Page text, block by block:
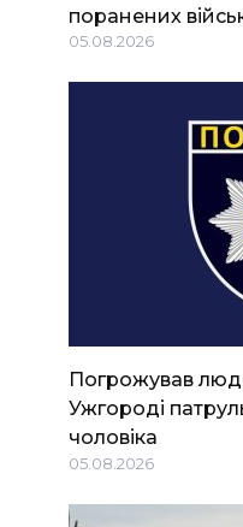
поранених
05.08.2026
Погрожував
Ужгороді
чоловіка
05.08.2026